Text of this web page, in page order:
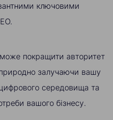
ключовими
покращити авторитет
залучаючи вашу
середовища та
вашого бізнесу.